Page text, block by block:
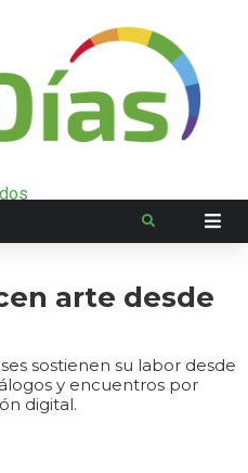
arte desde
sostienen su labor desde
y encuentros por
digital.